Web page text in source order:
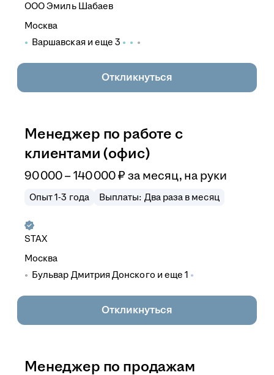
ОООЭмиль Шабаев
Москва
Варшавская и еще 3
Откликнуться
Менеджер по работе с
клиентами (офис)
90 000–140 000₽ за месяц, на руки
Опыт 1-3 года Выплаты: Два раза в месяц
STAX
Москва
Бульвар Дмитрия Донского и еще 1
Откликнуться
Менеджер по продажам